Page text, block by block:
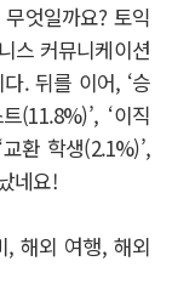
엇일까요? 토익
스 커뮤니케이션
.뒤를 이어, ‘승
(11.8%)’, ‘이직
교환 학생(2.1%)’,
네요!
, 해외 여행, 해외